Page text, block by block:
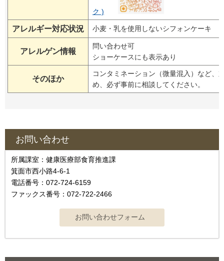
ク )
アレルギー対応状況 小麦・乳を使用しないシフォンケーキ
アレルゲン情報
問い合わせ可
ショーケースにも表示あり
そのほか
コンタミネーション（微量混入）など、
め、必ず事前に相談してください。
お問い合わせ
所属課室：健康医療部食育推進課
箕面市西小路4-6-1
電話番号：072-724-6159
ファックス番号：072-722-2466